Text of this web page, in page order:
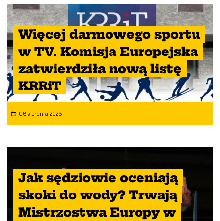
Więcej darmowego sportu
w TV. Komisja Europejska
zatwierdziła nową listę
KRRiT
06 sierpnia 2026
Jak sędziowie oceniają
skoki do wody? Trwają
Mistrzostwa Europy w